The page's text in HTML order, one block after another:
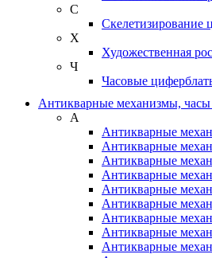
С
Скелетизирование
Х
Художественная
Ч
Часовые
Антикварные механизмы, часы
А
Антикварные
Антикварные
Антикварные
Антикварные
Антикварные
Антикварные
Антикварные
Антикварные
Антикварные